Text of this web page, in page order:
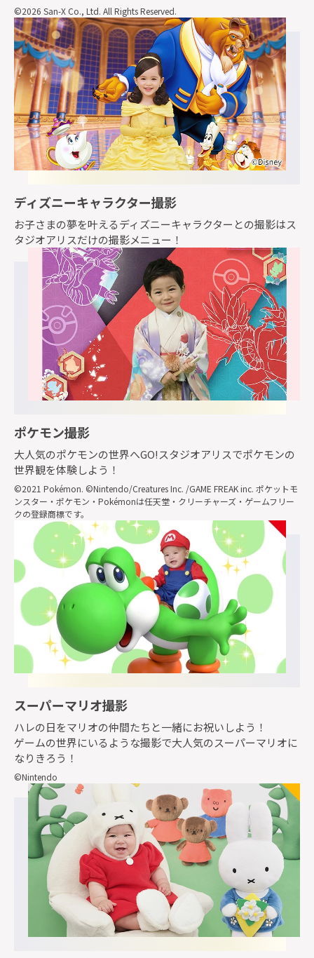
©2026 San-X Co., Ltd. All Rights Reserved.
ディズニーキャラクター撮影
お子さまの夢を叶えるディズニーキャラクターとの撮影はス
タジオアリスだけの撮影メニュー！
ポケモン撮影
大人気のポケモンの世界へGO!スタジオアリスでポケモンの
世界観を体験しよう！
©2021 Pokémon. ©Nintendo/Creatures Inc. /GAME FREAK inc. ポケットモ
ンスター・ポケモン・Pokémonは任天堂・クリーチャーズ・ゲームフリー
クの登録商標です。
スーパーマリオ撮影
ハレの日をマリオの仲間たちと一緒にお祝いしよう！
ゲームの世界にいるような撮影で大人気のスーパーマリオに
なりきろう！
©Nintendo